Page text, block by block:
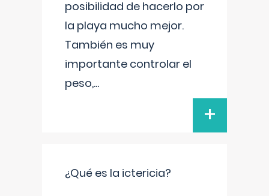
posibilidad de hacerlo por
la playa mucho mejor.
También es muy
importante controlar el
peso,...
+
¿Qué es la ictericia?